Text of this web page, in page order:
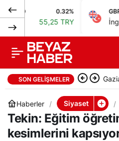
55,25 TRY
GBP
İngiliz
SON GELIŞMELER
Haberler Siyaset
Tekin: Eğitim
kesimlerini
Kacır, KOBİ’ler için
kredi desteğini 20
milyon liradan 30
milyona çıkaracak